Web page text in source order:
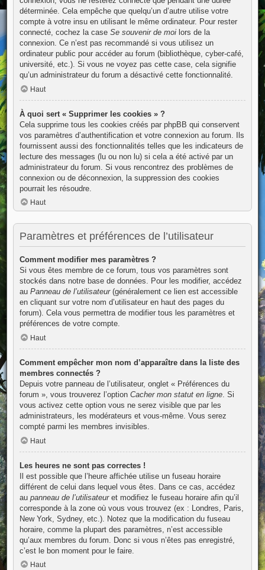
déterminée. Cela empêche que quelqu’un d’autre utilise votre
compte à votre insu en utilisant le même ordinateur. Pour rester
connecté, cochez la case Se souvenir de moilors de la
connexion. Ce n’est pas recommandé si vous utilisez un
ordinateur public pour accéder au forum (bibliothèque, cyber-café,
université, etc.). Si vous ne voyez pas cette case, cela signifie
qu’un administrateur du forum a désactivé cette fonctionnalité.
Haut
À quoi sert « Supprimer les cookies » ?
Cela supprime tous les cookies créés par phpBB qui conservent
vos paramètres d’authentification et votre connexion au forum. Ils
fournissent aussi des fonctionnalités telles que les indicateurs de
lecture des messages (lu ou non lu) si cela a été activé par un
administrateur du forum. Si vous rencontrez des problèmes de
connexion ou de déconnexion, la suppression des cookies
pourrait les résoudre.
Haut
Paramètres et préférences de l’utilisateur
Comment modifier mes paramètres ?
Si vous êtes membre de ce forum, tous vos paramètres sont
stockés dans notre base de données. Pour les modifier, accédez
au Panneau de l’utilisateur(généralement ce lien est accessible
en cliquant sur votre nom d’utilisateur en haut des pages du
forum). Cela vous permettra de modifier tous les paramètres et
préférences de votre compte.
Haut
Comment empêcher mon nom d’apparaître dans la liste des
membres connectés ?
Depuis votre panneau de l’utilisateur, onglet « Préférences du
forum », vous trouverez l’option Cacher mon statut en ligne. Si
vous activez cette option vous ne serez visible que par les
administrateurs, les modérateurs et vous-même. Vous serez
compté parmi les membres invisibles.
Haut
Les heures ne sont pas correctes !
Il est possible que l’heure affichée utilise un fuseau horaire
différent de celui dans lequel vous êtes. Dans ce cas, accédez
au panneau de l’utilisateuret modifiez le fuseau horaire afin qu’il
corresponde à la zone où vous vous trouvez (ex : Londres, Paris,
New York, Sydney, etc.). Notez que la modification du fuseau
horaire, comme la plupart des paramètres, n’est accessible
qu’aux membres du forum. Donc si vous n’êtes pas enregistré,
c’est le bon moment pour le faire.
Haut